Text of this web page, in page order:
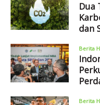
Dua
dan
Berita
Berita